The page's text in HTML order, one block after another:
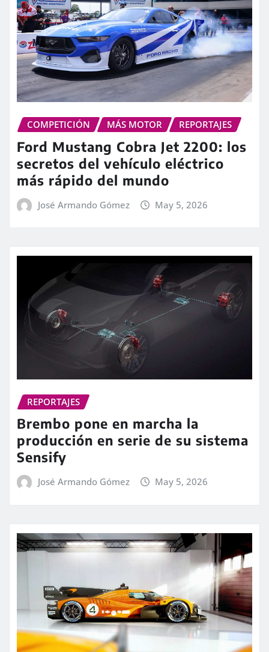
COMPETICIÓN MÁS MOTOR REPORTAJES
Ford Mustang Cobra Jet 2200: los
secretos del vehículo eléctrico
más rápido del mundo
José Armando Gómez May 5, 2026
REPORTAJES
Brembo pone en marcha la
producción en serie de su sistema
Sensify
José Armando Gómez May 5, 2026